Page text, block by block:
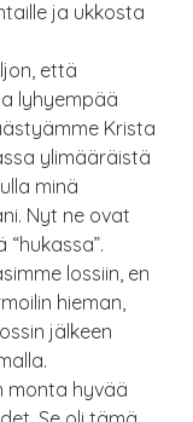
ja ukkosta
että
lyhyempää
Krista
ylimääräistä
minä
Nyt ne ovat
lossiin, en
hieman,
jälkeen
monta hyvää